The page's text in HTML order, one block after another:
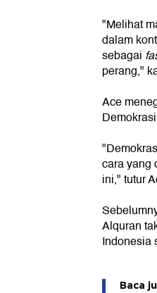
"Melihat
dalam
sebagai
perang,"
Ace
cara yang
ini," tutur
Alquran
Indonesia
Baca